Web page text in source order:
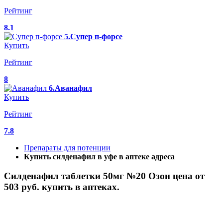
Рейтинг
8.1
5.Супер п-форсе
Купить
Рейтинг
8
6.Аванафил
Купить
Рейтинг
7.8
Препараты для потенции
Купить силденафил в уфе в аптеке адреса
Силденафил таблетки 50мг №20 Озон цена от
503 руб. купить в аптеках.